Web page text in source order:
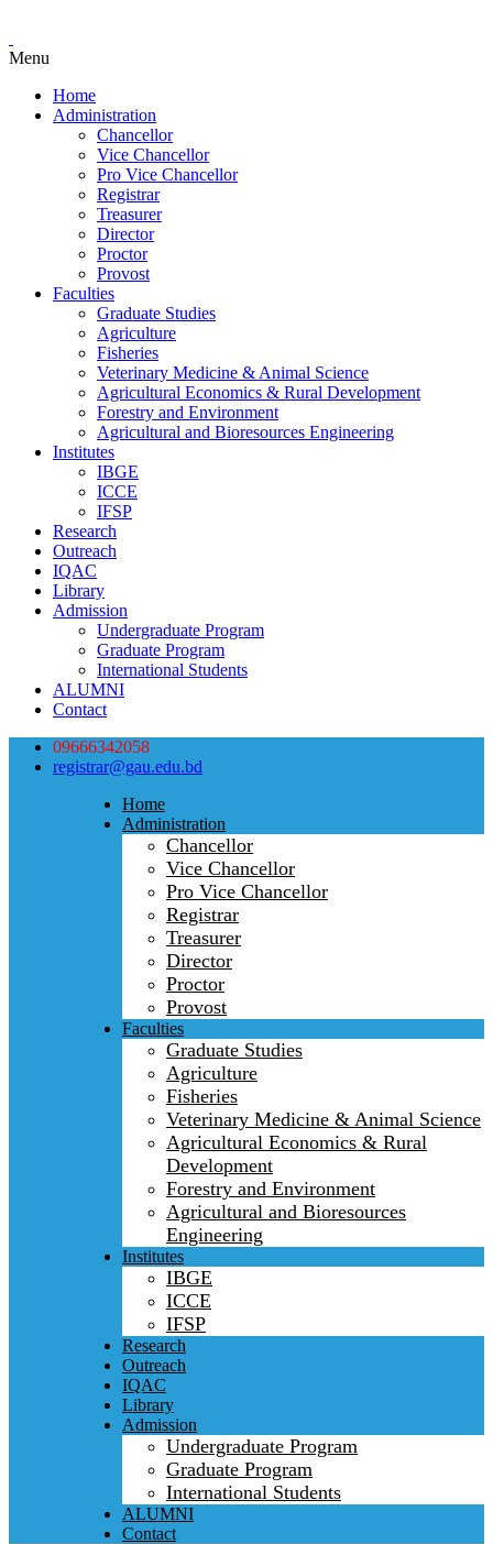
Menu
Home
Administration
Chancellor
Vice Chancellor
Pro Vice Chancellor
Registrar
Treasurer
Director
Proctor
Provost
Faculties
Graduate Studies
Agriculture
Fisheries
Veterinary Medicine & Animal Science
Agricultural Economics & Rural Development
Forestry and Environment
Agricultural and Bioresources Engineering
Institutes
IBGE
ICCE
IFSP
Research
Outreach
IQAC
Library
Admission
Undergraduate Program
Graduate Program
International Students
ALUMNI
Contact
09666342058
registrar@gau.edu.bd
Home
Administration
Chancellor
Vice Chancellor
Pro Vice Chancellor
Registrar
Treasurer
Director
Proctor
Provost
Faculties
Graduate Studies
Agriculture
Fisheries
Veterinary Medicine & Animal Science
Agricultural Economics & Rural
Development
Forestry and Environment
Agricultural and Bioresources
Engineering
Institutes
IBGE
ICCE
IFSP
Research
Outreach
IQAC
Library
Admission
Undergraduate Program
Graduate Program
International Students
ALUMNI
Contact